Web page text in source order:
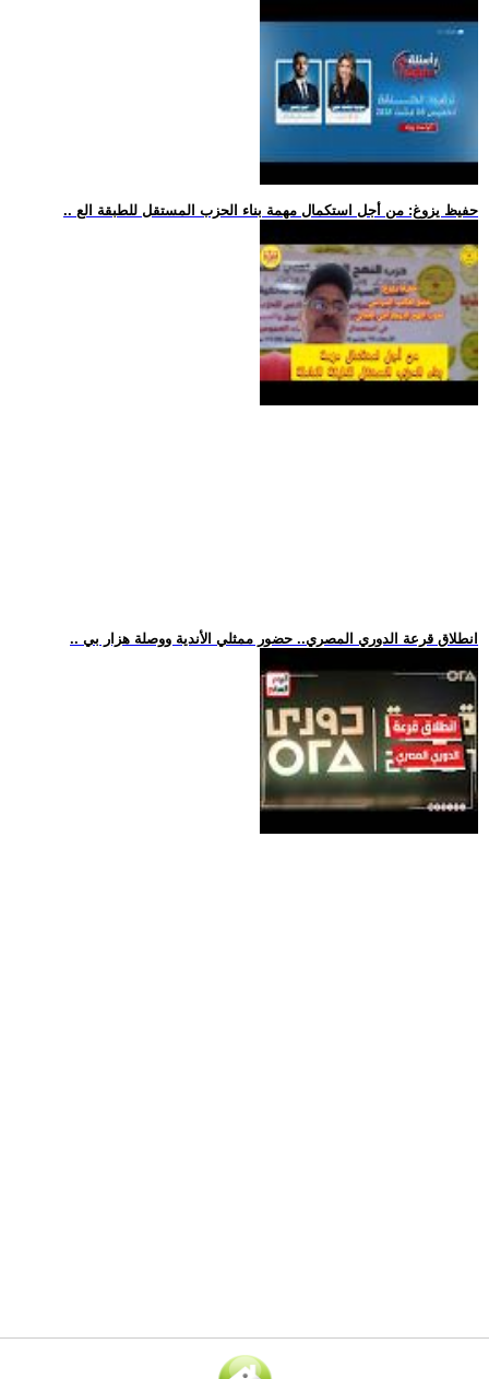
.. حفيظ يزوغ: من أجل استكمال مهمة بناء الحزب المستقل للطبقة الع
.. انطلاق قرعة الدوري المصري.. حضور ممثلي الأندية ووصلة هزار بي